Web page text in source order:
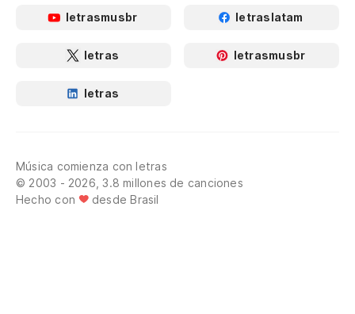
letrasmusbr letraslatam
letras letrasmusbr
letras
Música comienza con letras
© 2003 - 2026, 3.8 millones de canciones
Hecho con
desde Brasil